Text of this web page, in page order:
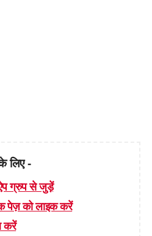
लिए -
ग्रुप से जुड़ें
पेज़ को लाइक करें
करें